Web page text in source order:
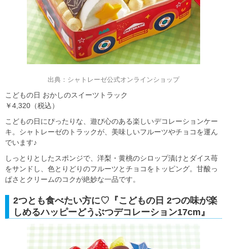
出典：シャトレーゼ公式オンラインショップ
こどもの日 おかしのスイーツトラック
￥4,320（税込）
こどもの日にぴったりな、遊び心のある楽しいデコレーションケー
キ。シャトレーゼのトラックが、美味しいフルーツやチョコを運ん
でいます♪
しっとりとしたスポンジで、洋梨・黄桃のシロップ漬けとダイス苺
をサンドし、色とりどりのフルーツとチョコをトッピング。甘酸っ
ぱさとクリームのコクが絶妙な一品です。
2つとも食べたい方に♡『こどもの日 2つの味が楽
しめるハッピーどうぶつデコレーション17cm』